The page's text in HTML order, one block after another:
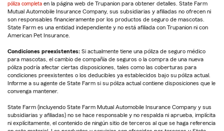
póliza completa en la página web de Trupanion para obtener detalles. State Farm
Mutual Automobile Insurance Company, sus subsidiarias y afiliadas no ofrecen ni
son responsables financieramente por los productos de seguro de mascotas.
State Farm es una entidad independiente y no está afiliada con Trupanion ni con
American Pet Insurance.
Condiciones preexistentes: Si actualmente tiene una póliza de seguro médico
para mascotas, el cambio de compañía de seguros o la compra de una nueva
póliza podría afectar ciertas disposiciones, tales como las coberturas para
condiciones preexistentes o los deducibles ya establecidos bajo su póliza actual.
Informe a su agente de State Farm si su póliza actual contiene disposiciones que le
convenga mantener.
State Farm (incluyendo State Farm Mutual Automobile Insurance Company y sus
subsidiarias y afiliadas) no se hace responsable y no respalda ni aprueba, implícita
ni explícitamente, el contenido de ningún sitio de terceros al que se haga referencia